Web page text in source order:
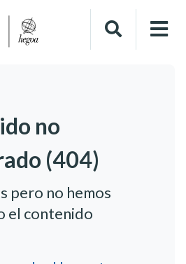
no
(404)
pero no hemos
el contenido